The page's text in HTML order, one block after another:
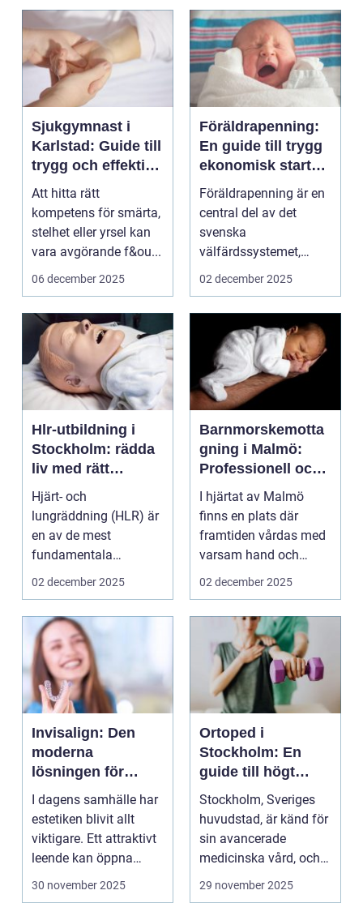
Sjukgymnast i
Karlstad: Guide till
trygg och effektiv
rehabilitering
Att hitta rätt
kompetens för smärta,
stelhet eller yrsel kan
vara avgörande f&ou...
06 december 2025
Föräldrapenning:
En guide till trygg
ekonomisk start
för
småbarnsföräldrar
Föräldrapenning är en
central del av det
svenska
välfärdssystemet,
designad...
02 december 2025
Hlr-utbildning i
Stockholm: rädda
liv med rätt
kunskap
Hjärt- och
lungräddning (HLR) är
en av de mest
fundamentala
färdigheterna man
02 december 2025
Barnmorskemotta
gning i Malmö:
Professionell och
personlig
mödravård
I hjärtat av Malmö
finns en plats där
framtiden vårdas med
varsam hand och
omta...
02 december 2025
Invisalign: Den
moderna
lösningen för
tandreglering
I dagens samhälle har
estetiken blivit allt
viktigare. Ett attraktivt
leende kan öppna
m&a...
30 november 2025
Ortoped i
Stockholm: En
guide till högt
specialiserad vård
Stockholm, Sveriges
huvudstad, är känd för
sin avancerade
medicinska vård, och
...
29 november 2025